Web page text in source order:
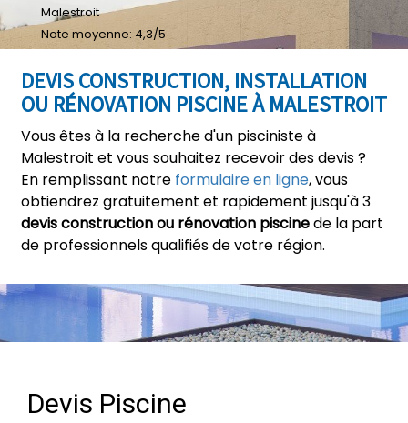
DEVIS CONSTRUCTION, INSTALLATION
OU RÉNOVATION PISCINE À MALESTROIT
Vous êtes à la recherche d'un pisciniste à
Malestroit et vous souhaitez recevoir des devis ?
En remplissant notre formulaire en ligne, vous
obtiendrez gratuitement et rapidement jusqu'à 3
devis construction ou rénovation piscinede la part
de professionnels qualifiés de votre région.
Malestroit
Note moyenne: 4,3/5
Devis Piscine